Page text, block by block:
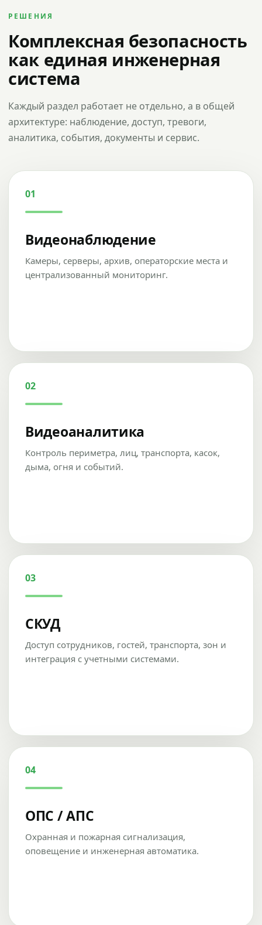
РЕШЕНИЯ
Комплексная безопасность
как единая инженерная
система
Каждый раздел работает не отдельно, а в общей
архитектуре: наблюдение, доступ, тревоги,
аналитика, события, документы и сервис.
01
Видеонаблюдение
Камеры, серверы, архив, операторские места и
централизованный мониторинг.
02
Видеоаналитика
Контроль периметра, лиц, транспорта, касок,
дыма, огня и событий.
03
СКУД
Доступ сотрудников, гостей, транспорта, зон и
интеграция с учетными системами.
04
ОПС / АПС
Охранная и пожарная сигнализация,
оповещение и инженерная автоматика.